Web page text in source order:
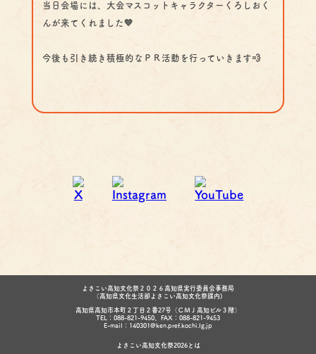
当日会場には、大会マスコットキャラクターくろしおく
んが来てくれました💙
今後も引き続き積極的なＰＲ活動を行っていきます💨
よさこい高知文化祭２０２６高知県実行委員会事務局
（高知県文化生活部よさこい高知文化祭課内)
高知県高知市本町２丁目２番27号（ＣＭＪ高知ビル３階）
TEL：088-821-9450、FAX：088-821-9453
E-mail：140301@ken.pref.kochi.lg.jp
よさこい高知文化祭2026とは